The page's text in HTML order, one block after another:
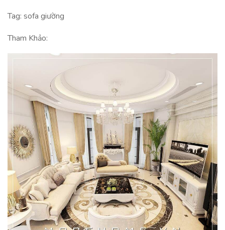
Tag: sofa giường
Tham Khảo: